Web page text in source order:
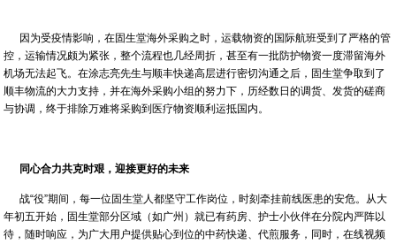
因为受疫情影响，在固生堂海外采购之时，运载物资的国际航班受到了严格的管
控，运输情况颇为紧张，整个流程也几经周折，甚至有一批防护物资一度滞留海外
机场无法起飞。在涂志亮先生与顺丰快递高层进行密切沟通之后，固生堂争取到了
顺丰物流的大力支持，并在海外采购小组的努力下，历经数日的调货、发货的磋商
与协调，终于排除万难将采购到医疗物资顺利运抵国内。
同心合力共克时艰，迎接更好的未来
战“役”期间，每一位固生堂人都坚守工作岗位，时刻牵挂前线医患的安危。从大
年初五开始，固生堂部分区域（如广州）就已有药房、护士小伙伴在分院内严阵以
待，随时响应，为广大用户提供贴心到位的中药快递、代煎服务，同时，在线视频